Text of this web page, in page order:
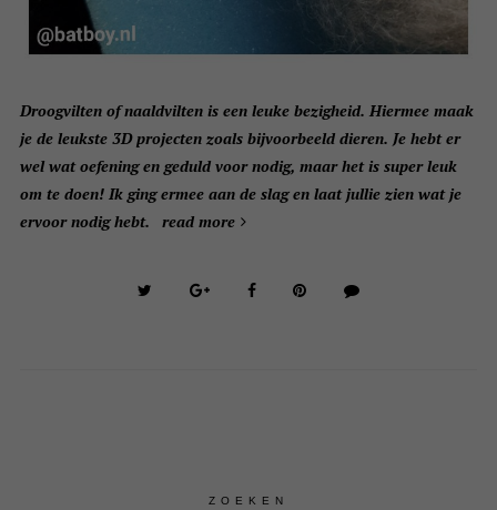
Droogvilten of naaldvilten is een leuke bezigheid. Hiermee maak
je de leukste 3D projecten zoals bijvoorbeeld dieren. Je hebt er
wel wat oefening en geduld voor nodig, maar het is super leuk
om te doen! Ik ging ermee aan de slag en laat jullie zien wat je
ervoor nodig hebt.
read more
ZOEKEN